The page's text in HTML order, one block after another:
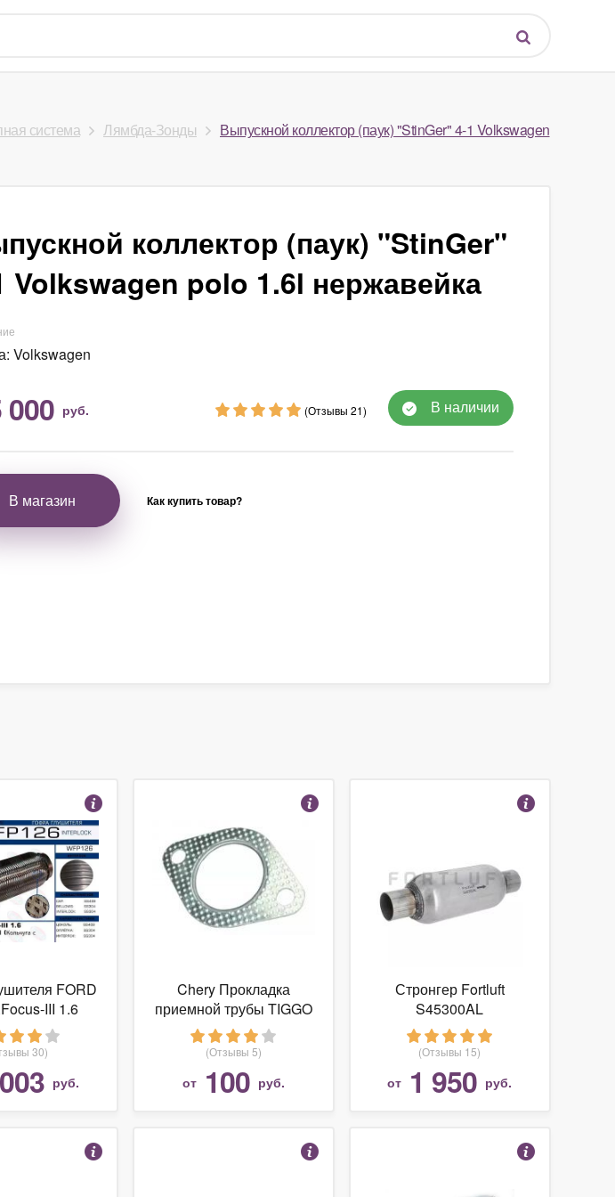
система Лямбда-Зонды
Выпускной коллектор (паук) "StinGer" 4-1 Volkswagen
коллектор (паук) "StinGer"
Volkswagen polo 1.6l нержавейка
Volkswagen
000 руб. (Отзывы 21) В наличии
В магазин Как купить товар?
FORD
III 1.6
Duratec 11
с обмоткой)
30)
руб.
Chery Прокладка
приемной трубы TIGGO
Т11
(Отзывы 5)
от 100 руб.
Стронгер Fortluft
S45300AL
(Отзывы 15)
от 1 950 руб.